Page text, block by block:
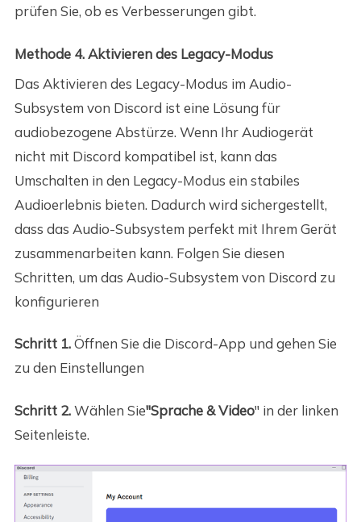
prüfen Sie, ob es Verbesserungen gibt.
Methode 4. Aktivieren des Legacy-Modus
Das Aktivieren des Legacy-Modus im Audio-
Subsystem von Discord ist eine Lösung für
audiobezogene Abstürze. Wenn Ihr Audiogerät
nicht mit Discord kompatibel ist, kann das
Umschalten in den Legacy-Modus ein stabiles
Audioerlebnis bieten. Dadurch wird sichergestellt,
dass das Audio-Subsystem perfekt mit Ihrem Gerät
zusammenarbeiten kann. Folgen Sie diesen
Schritten, um das Audio-Subsystem von Discord zu
konfigurieren
Schritt 1.Öffnen Sie die Discord-App und gehen Sie
zu den Einstellungen
Schritt 2.Wählen Sie"Sprache & Video" in der linken
Seitenleiste.